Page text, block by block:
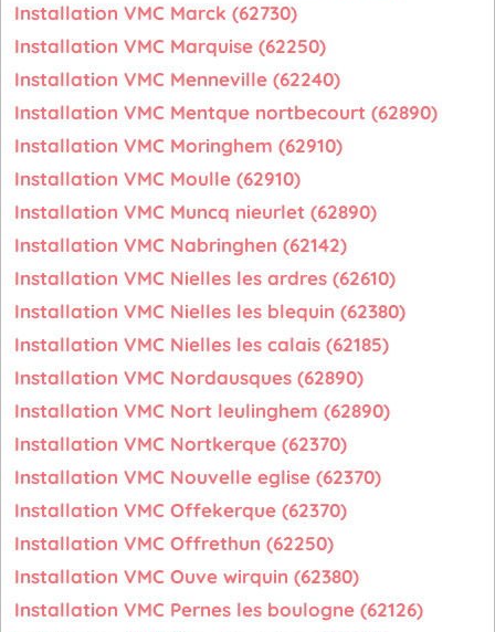
Installation VMC Marck (62730)
Installation VMC Marquise (62250)
Installation VMC Menneville (62240)
Installation VMC Mentque nortbecourt (62890)
Installation VMC Moringhem (62910)
Installation VMC Moulle (62910)
Installation VMC Muncq nieurlet (62890)
Installation VMC Nabringhen (62142)
Installation VMC Nielles les ardres (62610)
Installation VMC Nielles les blequin (62380)
Installation VMC Nielles les calais (62185)
Installation VMC Nordausques (62890)
Installation VMC Nort leulinghem (62890)
Installation VMC Nortkerque (62370)
Installation VMC Nouvelle eglise (62370)
Installation VMC Offekerque (62370)
Installation VMC Offrethun (62250)
Installation VMC Ouve wirquin (62380)
Installation VMC Pernes les boulogne (62126)